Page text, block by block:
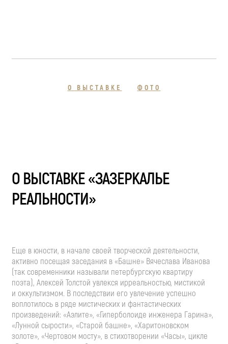
О ВЫСТАВКЕ ФОТО
О ВЫСТАВКЕ «ЗАЗЕРКАЛЬЕ
РЕАЛЬНОСТИ»
Еще в юности, в начале своей творческой деятельности,
активно посещая заседания в «Башне» Вячеслава Иванова
(так современники называли петербургскую квартиру
поэта), Алексей Толстой увлекся ирреальностью, мистикой
и оккультизмом. В последствии его увлечение успешно
воплотилось в ряде мистических и фантастических
произведений: «Аэлите», «Гиперболоиде инженера Гарина»,
«Лунной сырости», «Старой башне», «Харитоновском
золоте», «Чертовом мосту», в стихотворении «Часы», цикле